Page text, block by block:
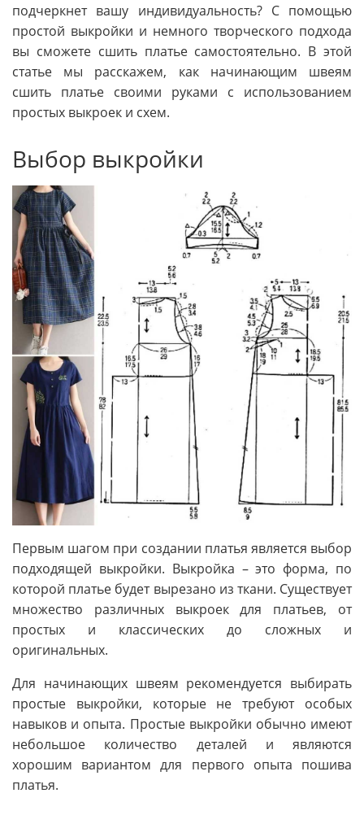
подчеркнет вашу индивидуальность? С помощью
простой выкройки и немного творческого подхода
вы сможете сшить платье самостоятельно. В этой
статье мы расскажем, как начинающим швеям
сшить платье своими руками с использованием
простых выкроек и схем.
Выбор выкройки
Первым шагом при создании платья является выбор
подходящей выкройки. Выкройка – это форма, по
которой платье будет вырезано из ткани. Существует
множество различных выкроек для платьев, от
простых и классических до сложных и
оригинальных.
Для начинающих швеям рекомендуется выбирать
простые выкройки, которые не требуют особых
навыков и опыта. Простые выкройки обычно имеют
небольшое количество деталей и являются
хорошим вариантом для первого опыта пошива
платья.